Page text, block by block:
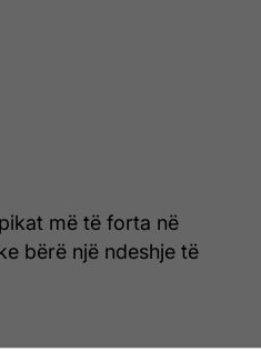
më të forta në
bërë një ndeshje të